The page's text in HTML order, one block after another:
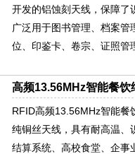
开发的铝蚀刻天线，保障了
广泛用于图书管理、档案
位、印鉴卡、卷宗、证照管
高频13.56MHz智能餐
RFID高频13.56MHz智能餐
纯铜丝天线，具有耐高温、
结算系统、高校食堂、企事